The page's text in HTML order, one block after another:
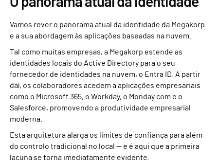
Vamos rever o panorama atual da identidade da Megakorp
e a sua abordagem às aplicações baseadas na nuvem.
Tal como muitas empresas, a Megakorp estende as
identidades locais do Active Directory para o seu
fornecedor de identidades na nuvem, o Entra ID. A partir
daí, os colaboradores acedem a aplicações empresariais
como o Microsoft 365, o Workday, o Monday.com e o
Salesforce, promovendo a produtividade empresarial
moderna.
Esta arquitetura alarga os limites de confiança para além
do controlo tradicional no local — e é aqui que a primeira
lacuna se torna imediatamente evidente.